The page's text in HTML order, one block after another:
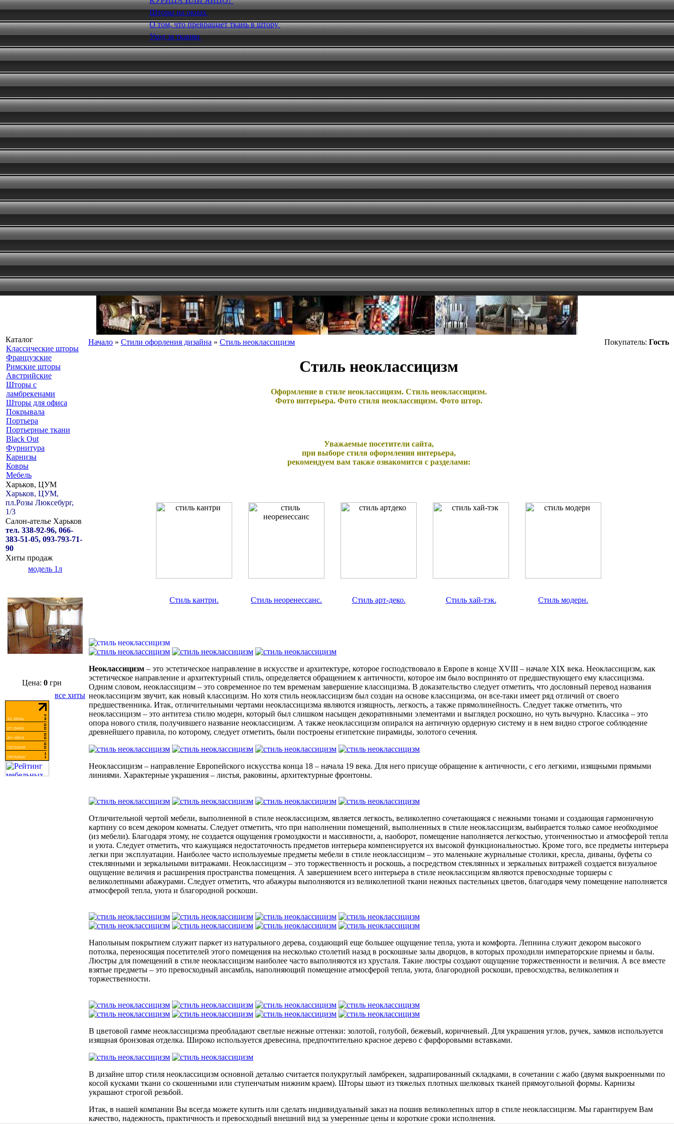
Шторы на окнах
О том, что превращает ткань в штору
Уход за тканяи
Каталог
Классические шторы
Французские
Римские шторы
Австрийские
Шторы с
ламбрекенами
Шторы для офиса
Покрывала
Портьера
Портьерные ткани
Black Out
Фурнитура
Карнизы
Ковры
Мебель
Харьков, ЦУМ
Харьков, ЦУМ,
пл.Розы Люксебург,
1/3
Салон-ателье Харьков
тел. 338-92-96, 066-
383-51-05, 093-793-71-
90
Хиты продаж
модель 1л
Цена: 0 грн
все хиты
Начало » Стили офорления дизайна » Стиль неоклассицизм Покупатель: Гость
Стиль неоклассицизм
Оформление в стиле неоклассицизм. Стиль неоклассицизм.
Фото интерьера. Фото стиля неоклассицизм. Фото штор.
Уважаемые посетители сайта,
при выборе стиля оформления интерьера,
рекомендуем вам также ознакомится с разделами:
Стиль кантри. Стиль неоренессанс. Стиль арт-деко. Стиль хай-тэк. Стиль модерн.
Неоклассицизм – это эстетическое направление в искусстве и архитектуре, которое господствовало в Европе в конце XVIII – начале XIX века. Неоклассицизм, как
эстетическое направление и архитектурный стиль, определяется обращением к античности, которое им было воспринято от предшествующего ему классицизма.
Одним словом, неоклассицизм – это современное по тем временам завершение классицизма. В доказательство следует отметить, что дословный перевод названия
неоклассицизм звучит, как новый классицизм. Но хотя стиль неоклассицизм был создан на основе классицизма, он все-таки имеет ряд отличий от своего
предшественника. Итак, отличительными чертами неоклассицизма являются изящность, легкость, а также прямолинейность. Следует также отметить, что
неоклассицизм – это антитеза стилю модерн, который был слишком насыщен декоративными элементами и выглядел роскошно, но чуть вычурно. Классика – это
опора нового стиля, получившего название неоклассицизм. А также неоклассицизм опирался на античную ордерную систему и в нем видно строгое соблюдение
древнейшего правила, по которому, следует отметить, были построены египетские пирамиды, золотого сечения.
Неоклассицизм – направление Европейского искусства конца 18 – начала 19 века. Для него присуще обращение к античности, с его легкими, изящными прямыми
линиями. Характерные украшения – листья, раковины, архитектурные фронтоны.
Отличительной чертой мебели, выполненной в стиле неоклассицизм, является легкость, великолепно сочетающаяся с нежными тонами и создающая гармоничную
картину со всем декором комнаты. Следует отметить, что при наполнении помещений, выполненных в стиле неоклассицизм, выбирается только самое необходимое
(из мебели). Благодаря этому, не создается ощущения громоздкости и массивности, а, наоборот, помещение наполняется легкостью, утонченностью и атмосферой тепла
и уюта. Следует отметить, что кажущаяся недостаточность предметов интерьера компенсируется их высокой функциональностью. Кроме того, все предметы интерьера
легки при эксплуатации. Наиболее часто используемые предметы мебели в стиле неоклассицизм – это маленькие журнальные столики, кресла, диваны, буфеты со
стеклянными и зеркальными витражами. Неоклассицизм – это торжественность и роскошь, а посредством стеклянных и зеркальных витражей создается визуальное
ощущение величия и расширения пространства помещения. А завершением всего интерьера в стиле неоклассицизм являются превосходные торшеры с
великолепными абажурами. Следует отметить, что абажуры выполняются из великолепной ткани нежных пастельных цветов, благодаря чему помещение наполняется
атмосферой тепла, уюта и благородной роскоши.
Напольным покрытием служит паркет из натурального дерева, создающий еще большее ощущение тепла, уюта и комфорта. Лепнина служит декором высокого
потолка, переносящая посетителей этого помещения на несколько столетий назад в роскошные залы дворцов, в которых проходили императорские приемы и балы.
Люстры для помещений в стиле неоклассицизм наиболее часто выполняются из хрусталя. Такие люстры создают ощущение торжественности и величия. А все вместе
взятые предметы – это превосходный ансамбль, наполняющий помещение атмосферой тепла, уюта, благородной роскоши, превосходства, великолепия и
торжественности.
В цветовой гамме неоклассицизма преобладают светлые нежные оттенки: золотой, голубой, бежевый, коричневый. Для украшения углов, ручек, замков используется
изящная бронзовая отделка. Широко используется древесина, предпочтительно красное дерево с фарфоровыми вставками.
В дизайне штор стиля неоклассицизм основной деталью считается полукруглый ламбрекен, задрапированный складками, в сочетании с жабо (двумя выкроенными по
косой кусками ткани со скошенными или ступенчатым нижним краем). Шторы шьют из тяжелых плотных шелковых тканей прямоугольной формы. Карнизы
украшают строгой резьбой.
Итак, в нашей компании Вы всегда можете купить или сделать индивидуальный заказ на пошив великолепных штор в стиле неоклассицизм. Мы гарантируем Вам
качество, надежность, практичность и превосходный внешний вид за умеренные цены и короткие сроки исполнения.